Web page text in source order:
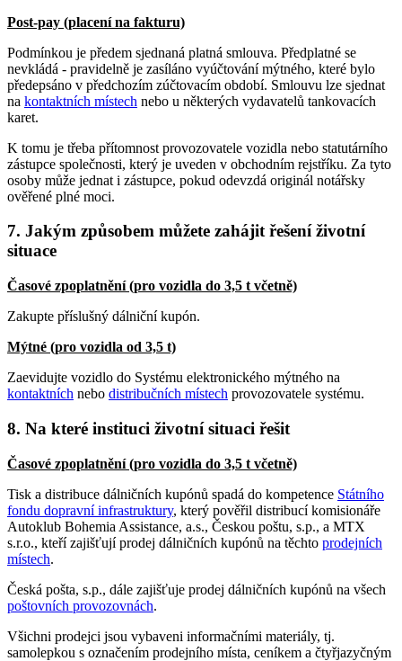
Post-pay (placení na fakturu)
Podmínkou je předem sjednaná platná smlouva. Předplatné se
nevkládá - pravidelně je zasíláno vyúčtování mýtného, které bylo
předepsáno v předchozím zúčtovacím období. Smlouvu lze sjednat
na kontaktních místech nebo u některých vydavatelů tankovacích
karet.
K tomu je třeba přítomnost provozovatele vozidla nebo statutárního
zástupce společnosti, který je uveden v obchodním rejstříku. Za tyto
osoby může jednat i zástupce, pokud odevzdá originál notářsky
ověřené plné moci.
7. Jakým způsobem můžete zahájit řešení životní
situace
Časové zpoplatnění (pro vozidla do 3,5 t včetně)
Zakupte příslušný dálniční kupón.
Mýtné (pro vozidla od 3,5 t)
Zaevidujte vozidlo do Systému elektronického mýtného na
kontaktních nebo distribučních místech provozovatele systému.
8. Na které instituci životní situaci řešit
Časové zpoplatnění (pro vozidla do 3,5 t včetně)
Tisk a distribuce dálničních kupónů spadá do kompetence Státního
fondu dopravní infrastruktury, který pověřil distribucí komisionáře
Autoklub Bohemia Assistance, a.s., Českou poštu, s.p., a MTX
s.r.o., kteří zajišťují prodej dálničních kupónů na těchto prodejních
místech.
Česká pošta, s.p., dále zajišťuje prodej dálničních kupónů na všech
poštovních provozovnách.
Všichni prodejci jsou vybaveni informačními materiály, tj.
samolepkou s označením prodejního místa, ceníkem a čtyřjazyčným